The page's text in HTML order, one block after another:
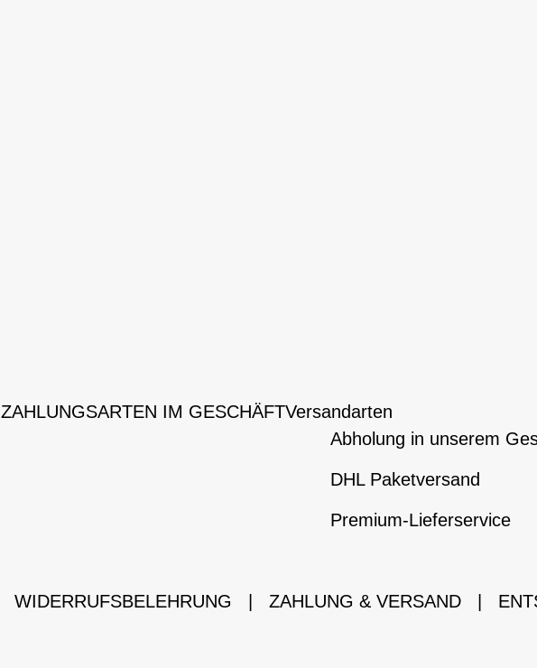
ZAHLUNGSARTEN IM GESCHÄFTVersandarten
Abholung in unserem
DHL Paketversand
Premium-Lieferservice
WIDERRUFSBELEHRUNG ZAHLUNG & VERSAND